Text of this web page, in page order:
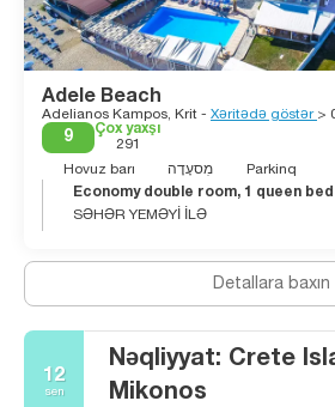
Adele Beach
Adelianos Kampos, Krit - Xəritədə göstər >
9
Çox yaxşı
291
Hovuz barı
מִסעָדָה
Parkinq
Economy double room, 1 queen bed
SƏHƏR YEMƏYİ İLƏ
Detallara baxın
12
sen
Nəqliyyat: Crete
Mikonos